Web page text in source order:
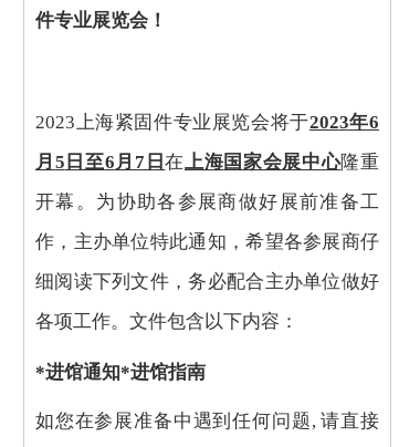
件专业展览会！
2023上海紧固件专业展览会将于2023年6
月 5 日至6月 7 日在上海国家会展中心隆重
开幕。为协助各参展商做好展前准备工
作，主办单位特此通知，希望各参展商仔
细阅读下列文件，务必配合主办单位做好
各项工作。文件包含以下内容：
*进馆通知*进馆指南
如您在参展准备中遇到任何问题, 请直接